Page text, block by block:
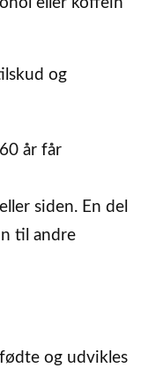
eller koffein
og
år får
siden. En del
til andre
og udvikles